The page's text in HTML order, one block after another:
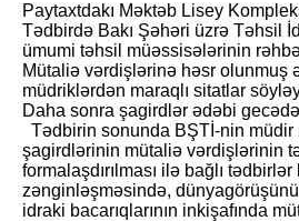
Paytaxtdakı Məktəb Lisey
Tədbirdə Bakı Şəhəri üzrə Təhsil
ümumi təhsil müəssisələrinin
Mütaliə vərdişlərinə həsr olunmuş
müdriklərdən maraqlı sitatlar
Daha sonra şagirdlər ədəbi
Tədbirin sonunda BŞTİ-nin
şagirdlərinin mütaliə vərdişlərinin
formalaşdırılması ilə bağlı
zənginləşməsində,
idraki bacarıqlarının inkişafında